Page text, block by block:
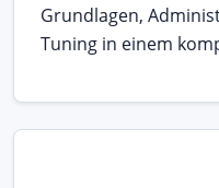
Grundlagen,
Tuning in einem